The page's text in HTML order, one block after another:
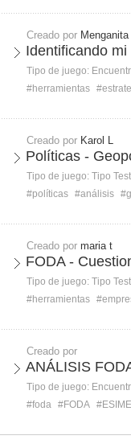
Creado por Menganita
Identificando mi
Tipo de juego:
#herramientas
Creado por Karol L
Políticas -
Tipo de juego: Tipo Test
#políticas #análisis
Creado por maria t
FODA -
Tipo de juego: Tipo Test
#herramientas
Creado por
ANÁLISIS
Tipo de juego:
#foda #FODA #ESIME